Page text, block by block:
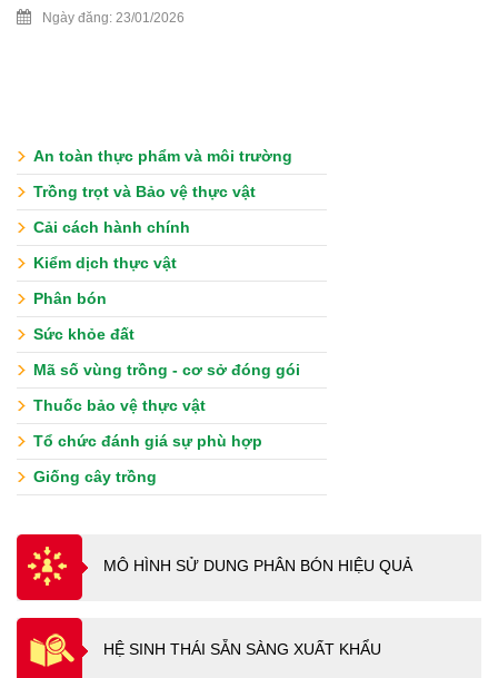
Ngày đăng: 23/01/2026
An toàn thực phẩm và môi trường
Trồng trọt và Bảo vệ thực vật
Cải cách hành chính
Kiểm dịch thực vật
Phân bón
Sức khỏe đất
Mã số vùng trồng - cơ sở đóng gói
Thuốc bảo vệ thực vật
Tổ chức đánh giá sự phù hợp
Giống cây trồng
MÔ HÌNH SỬ DUNG PHÂN BÓN HIỆU QUẢ
HỆ SINH THÁI SẴN SÀNG XUẤT KHẨU